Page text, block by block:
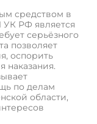
средством в
УК РФ является
серьёзного
позволяет
оспорить
наказания.
по делам
области,